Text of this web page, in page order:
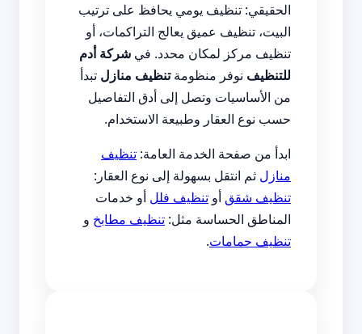
الحقيقي: تنظيف يومي يحافظ على ترتيب
البيت، تنظيف عميق يعالج التراكمات، أو
تنظيف مركز لمكان محدد. في شركة أدم
للتنظيف نوفر منظومةتنظيف منازل تبدأ
من الأساسيات وتصل إلى أدق التفاصيل
حسب نوع العقار وطبيعة الاستخدام.
ابدأ من صفحة الخدمة العامة: تنظيف
منازل ثم انتقل بسهولة إلى نوع العقار:
تنظيف شقق أو تنظيف فلل أو خدمات
المناطق الحساسة مثل: تنظيف مطابخ و
تنظيف حمامات.